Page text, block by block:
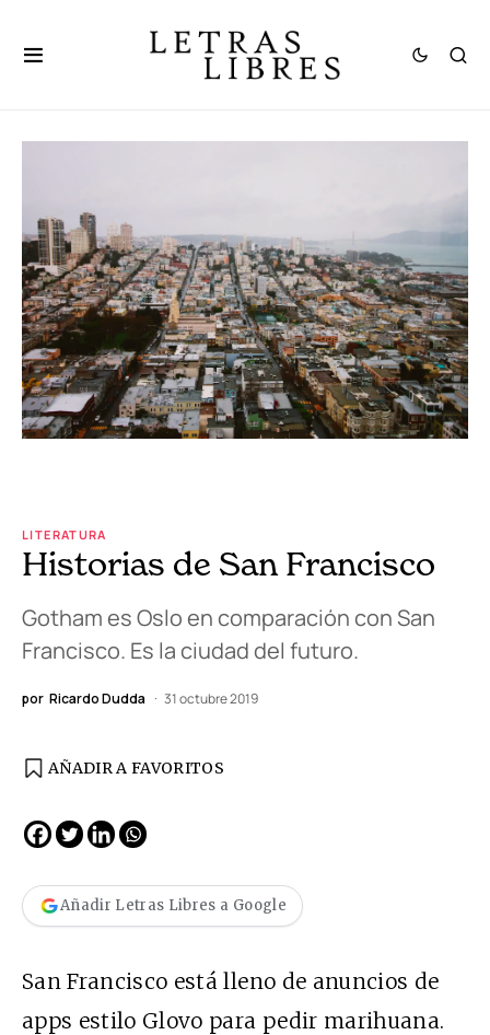
LITERATURA
Historias de San Francisco
Gotham es Oslo en comparación con San
Francisco. Es la ciudad del futuro.
por Ricardo Dudda 31 octubre 2019
AÑADIR A FAVORITOS
Añadir Letras Libres a Google
San Francisco está lleno de anuncios de
apps estilo Glovo para pedir marihuana.